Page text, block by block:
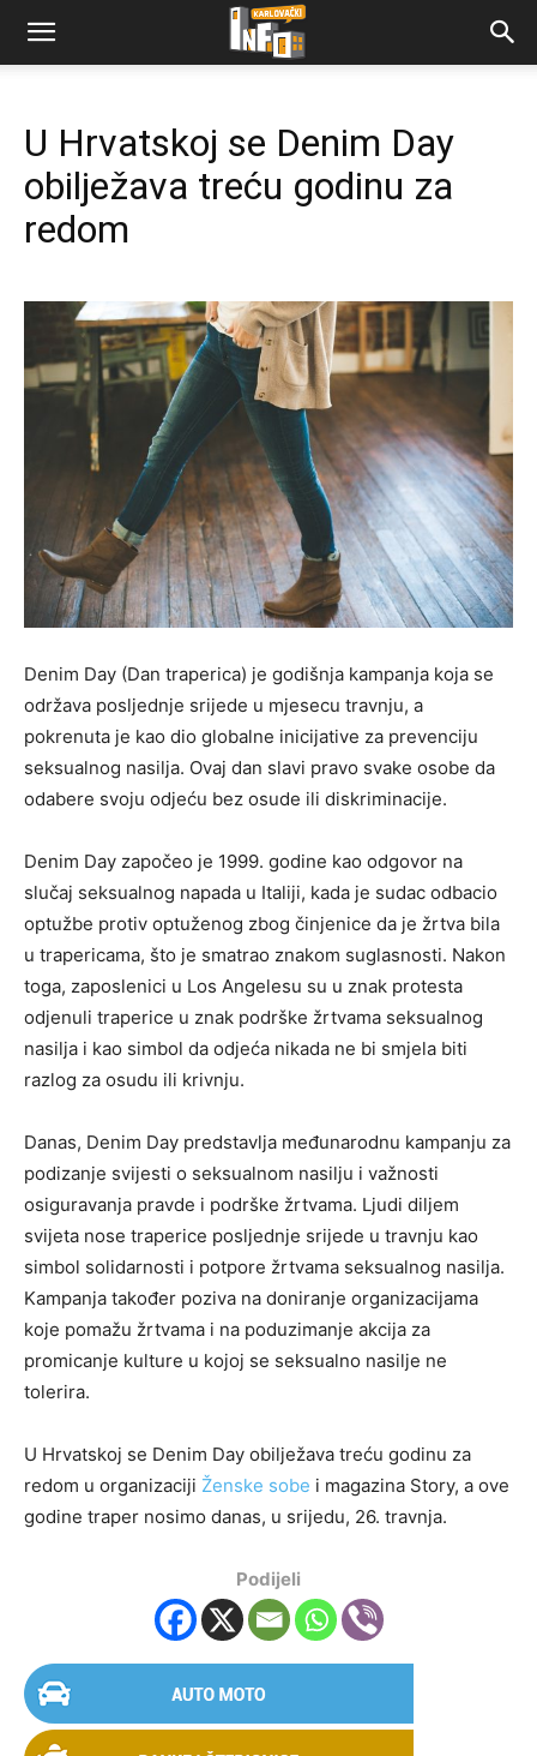
U Hrvatskoj se Denim Day
obilježava treću godinu za
redom
Denim Day (Dan traperica) je godišnja kampanja koja se
održava posljednje srijede u mjesecu travnju, a
pokrenuta je kao dio globalne inicijative za prevenciju
seksualnog nasilja. Ovaj dan slavi pravo svake osobe da
odabere svoju odjeću bez osude ili diskriminacije.
Denim Day započeo je 1999. godine kao odgovor na
slučaj seksualnog napada u Italiji, kada je sudac odbacio
optužbe protiv optuženog zbog činjenice da je žrtva bila
u trapericama, što je smatrao znakom suglasnosti. Nakon
toga, zaposlenici u Los Angelesu su u znak protesta
odjenuli traperice u znak podrške žrtvama seksualnog
nasilja i kao simbol da odjeća nikada ne bi smjela biti
razlog za osudu ili krivnju.
Danas, Denim Day predstavlja međunarodnu kampanju za
podizanje svijesti o seksualnom nasilju i važnosti
osiguravanja pravde i podrške žrtvama. Ljudi diljem
svijeta nose traperice posljednje srijede u travnju kao
simbol solidarnosti i potpore žrtvama seksualnog nasilja.
Kampanja također poziva na doniranje organizacijama
koje pomažu žrtvama i na poduzimanje akcija za
promicanje kulture u kojoj se seksualno nasilje ne
tolerira.
U Hrvatskoj se Denim Day obilježava treću godinu za
redom u organizaciji Ženske sobe i magazina Story, a ove
godine traper nosimo danas, u srijedu, 26. travnja.
Podijeli